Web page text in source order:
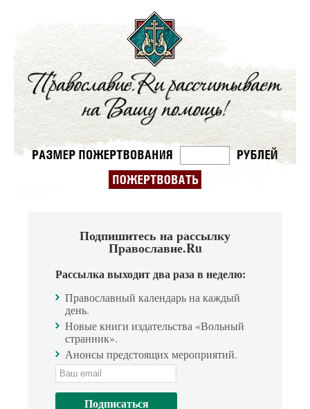
Подпишитесь на рассылку
Православие.Ru
Рассылка выходит два раза в неделю:
Православный календарь на каждый
день.
Новые книги издательства «Вольный
странник».
Анонсы предстоящих мероприятий.